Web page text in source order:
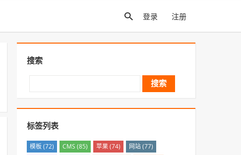
登录 注册
搜索
标签列表
模板 (72) CMS (85) 苹果(74) 网站(77)